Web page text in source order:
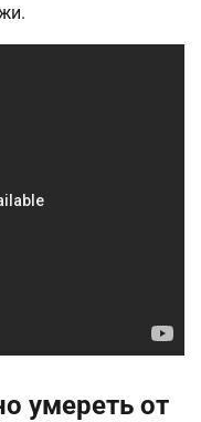
умереть от